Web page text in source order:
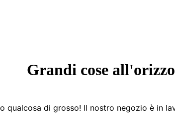
Grandi cose
qualcosa di grosso! Il nostro negozio è in